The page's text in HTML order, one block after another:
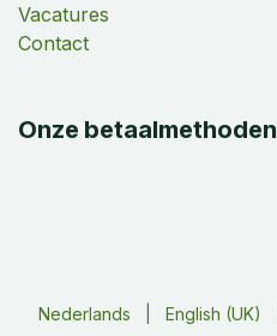
Vacatures
Contact
Onze betaalmethoden
Nederlands English (UK)